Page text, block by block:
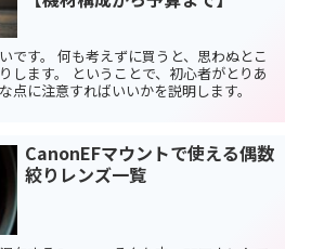
です。 何も考えずに買うと、思わぬとこ
します。 ということで、初心者がとりあ
点に注意すればいいかを説明します。
CanonEFマウントで使える偶数
絞りレンズ一覧